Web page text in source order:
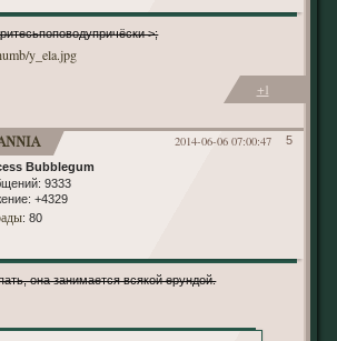
>;
+1
5
2014-06-06 07:00:47
Bubblegum
9333
+4329
: 80
она занимается всякой ерундой.